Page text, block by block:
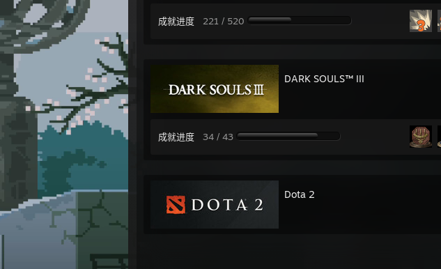
成就进度 221 / 520
DARK SOULS™ III
成就进度 34 / 43
Dota 2